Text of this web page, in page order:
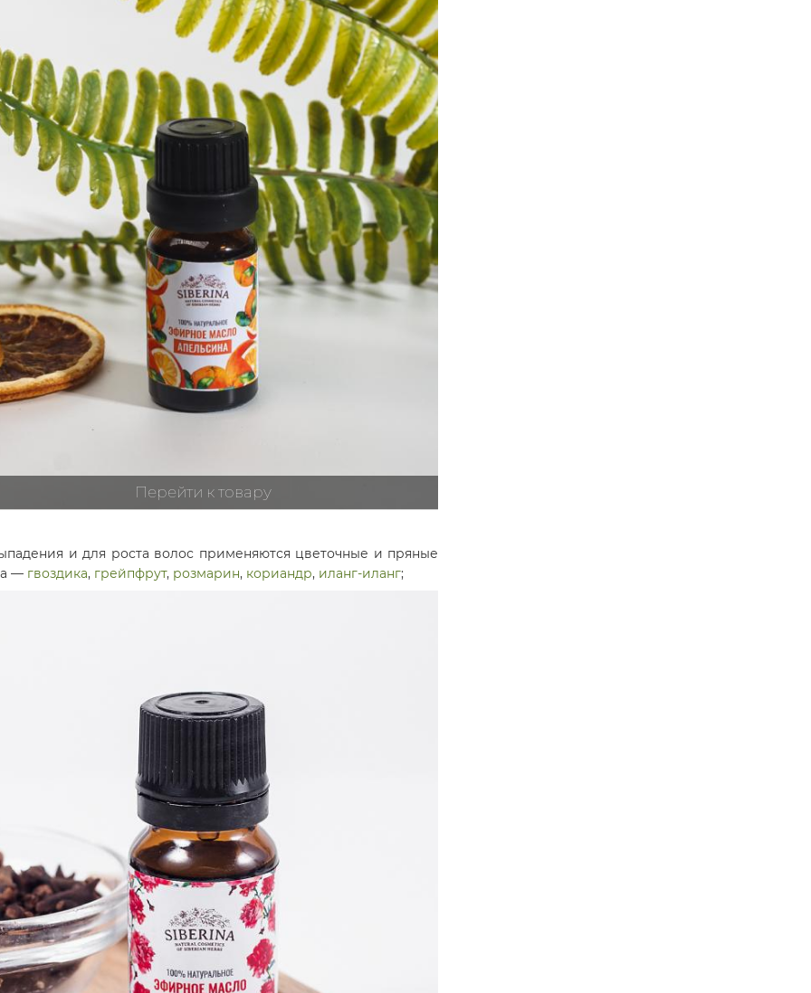
Перейти к товару
и для роста волос применяются цветочные и пряные
— гвоздика, грейпфрут, розмарин, кориандр, иланг-иланг;